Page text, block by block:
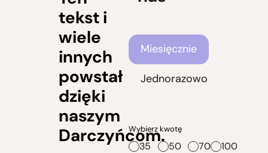
tekst i
wiele
innych
powstał
dzięki
naszym
Darczyńcom.
Częstotliwość wsparcia
Miesięcznie
Jednorazowo
Wybierz kwotę
35 50 70
100